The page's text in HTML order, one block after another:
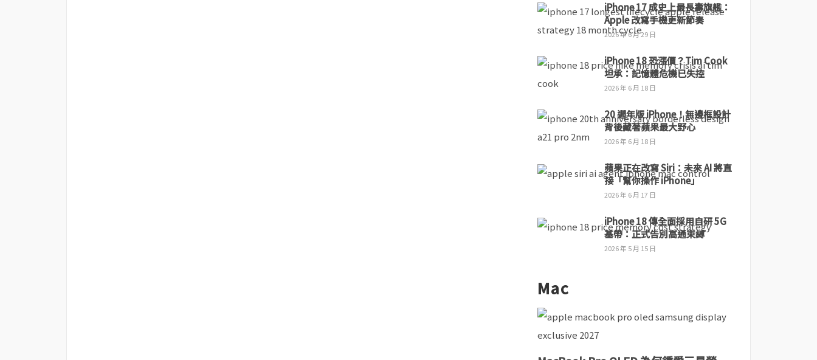
iPhone 17 成史上最長壽旗艦：
Apple 改寫手機更新節奏
2026 年 6 月 29 日
iPhone 18 恐漲價？Tim Cook
坦承：記憶體危機已失控
2026 年 6 月 18 日
20 週年版 iPhone！無邊框設計
背後藏著蘋果最大野心
2026 年 6 月 18 日
蘋果正在改寫 Siri：未來 AI 將直
接「幫你操作 iPhone」
2026 年 6 月 17 日
iPhone 18 傳全面採用自研 5G
基帶：正式告別高通束縛
2026 年 5 月 15 日
Mac